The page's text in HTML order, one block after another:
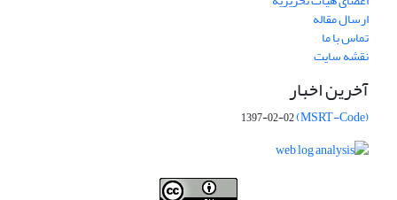
ارسال مقاله
تماس با ما
نقشه سایت
آخرین اخبار
(MSRT-Code)
1397-02-02